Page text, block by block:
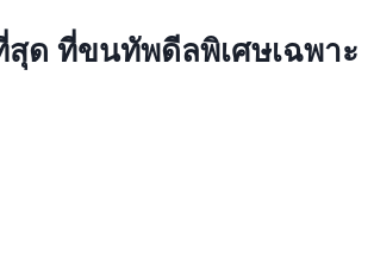
สุด ที่ขนทัพดีลพิเศษเฉพาะ